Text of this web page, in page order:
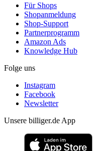
Für Shops
Shopanmeldung
Shop-Support
Partnerprogramm
Amazon Ads
Knowledge Hub
Folge uns
Instagram
Facebook
Newsletter
Unsere billiger.de App